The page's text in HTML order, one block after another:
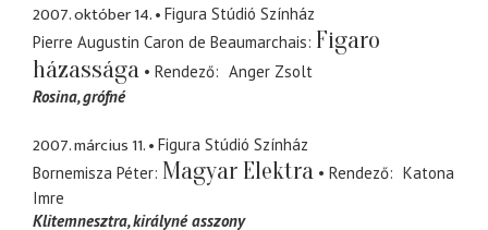
2007. október 14.
Figura Stúdió Színház
Pierre Augustin Caron de Beaumarchais Figaro
házassága
Rendező
Anger Zsolt
Rosina grófné
2007. március 11.
Figura Stúdió Színház
Bornemisza Péter Magyar Elektra Rendező
Katona
Imre
Klitemnesztra királyné asszony